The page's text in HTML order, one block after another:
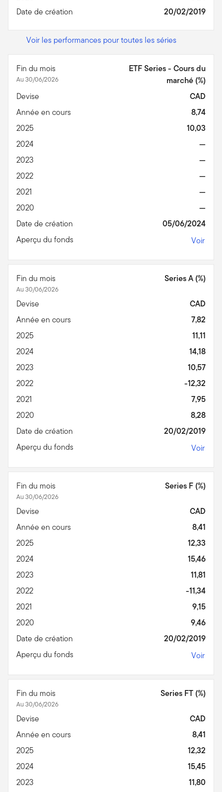
Date de création
20/02/2019
Voir les performances pour toutes les séries
Fin du mois
Au 30/06/2026
ETF Series - Cours du
marché (%)
Devise
CAD
Année en cours
8,74
2025
10,03
2024
—
2023
—
2022
—
2021
—
2020
—
Date de création
05/06/2024
Aperçu du fonds
Voir
Fin du mois
Au 30/06/2026
Series A (%)
Devise
CAD
Année en cours
7,82
2025
11,11
2024
14,18
2023
10,57
2022
-12,32
2021
7,95
2020
8,28
Date de création
20/02/2019
Aperçu du fonds
Voir
Fin du mois
Au 30/06/2026
Series F (%)
Devise
CAD
Année en cours
8,41
2025
12,33
2024
15,46
2023
11,81
2022
-11,34
2021
9,15
2020
9,46
Date de création
20/02/2019
Aperçu du fonds
Voir
Fin du mois
Au 30/06/2026
Series FT (%)
Devise
CAD
Année en cours
8,41
2025
12,32
2024
15,45
2023
11,80